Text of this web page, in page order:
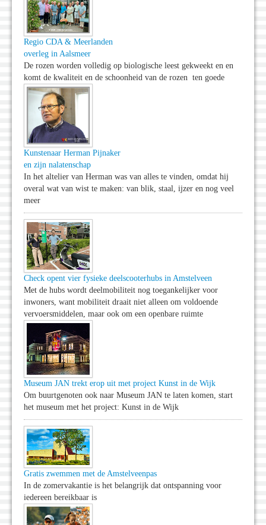
Regio CDA & Meerlanden
overleg in Aalsmeer
De rozen worden volledig op biologische leest gekweekt en en
komt de kwaliteit en de schoonheid van de rozen ten goede
Kunstenaar Herman Pijnaker
en zijn nalatenschap
In het altelier van Herman was van alles te vinden, omdat hij
overal wat van wist te maken: van blik, staal, ijzer en nog veel
meer
Check opent vier fysieke deelscooterhubs in Amstelveen
Met de hubs wordt deelmobiliteit nog toegankelijker voor
inwoners, want mobiliteit draait niet alleen om voldoende
vervoersmiddelen, maar ook om een openbare ruimte
Museum JAN trekt erop uit met project Kunst in de Wijk
Om buurtgenoten ook naar Museum JAN te laten komen, start
het museum met het project: Kunst in de Wijk
Gratis zwemmen met de Amstelveenpas
In de zomervakantie is het belangrijk dat ontspanning voor
iedereen bereikbaar is